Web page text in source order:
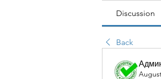
Discussion
Back